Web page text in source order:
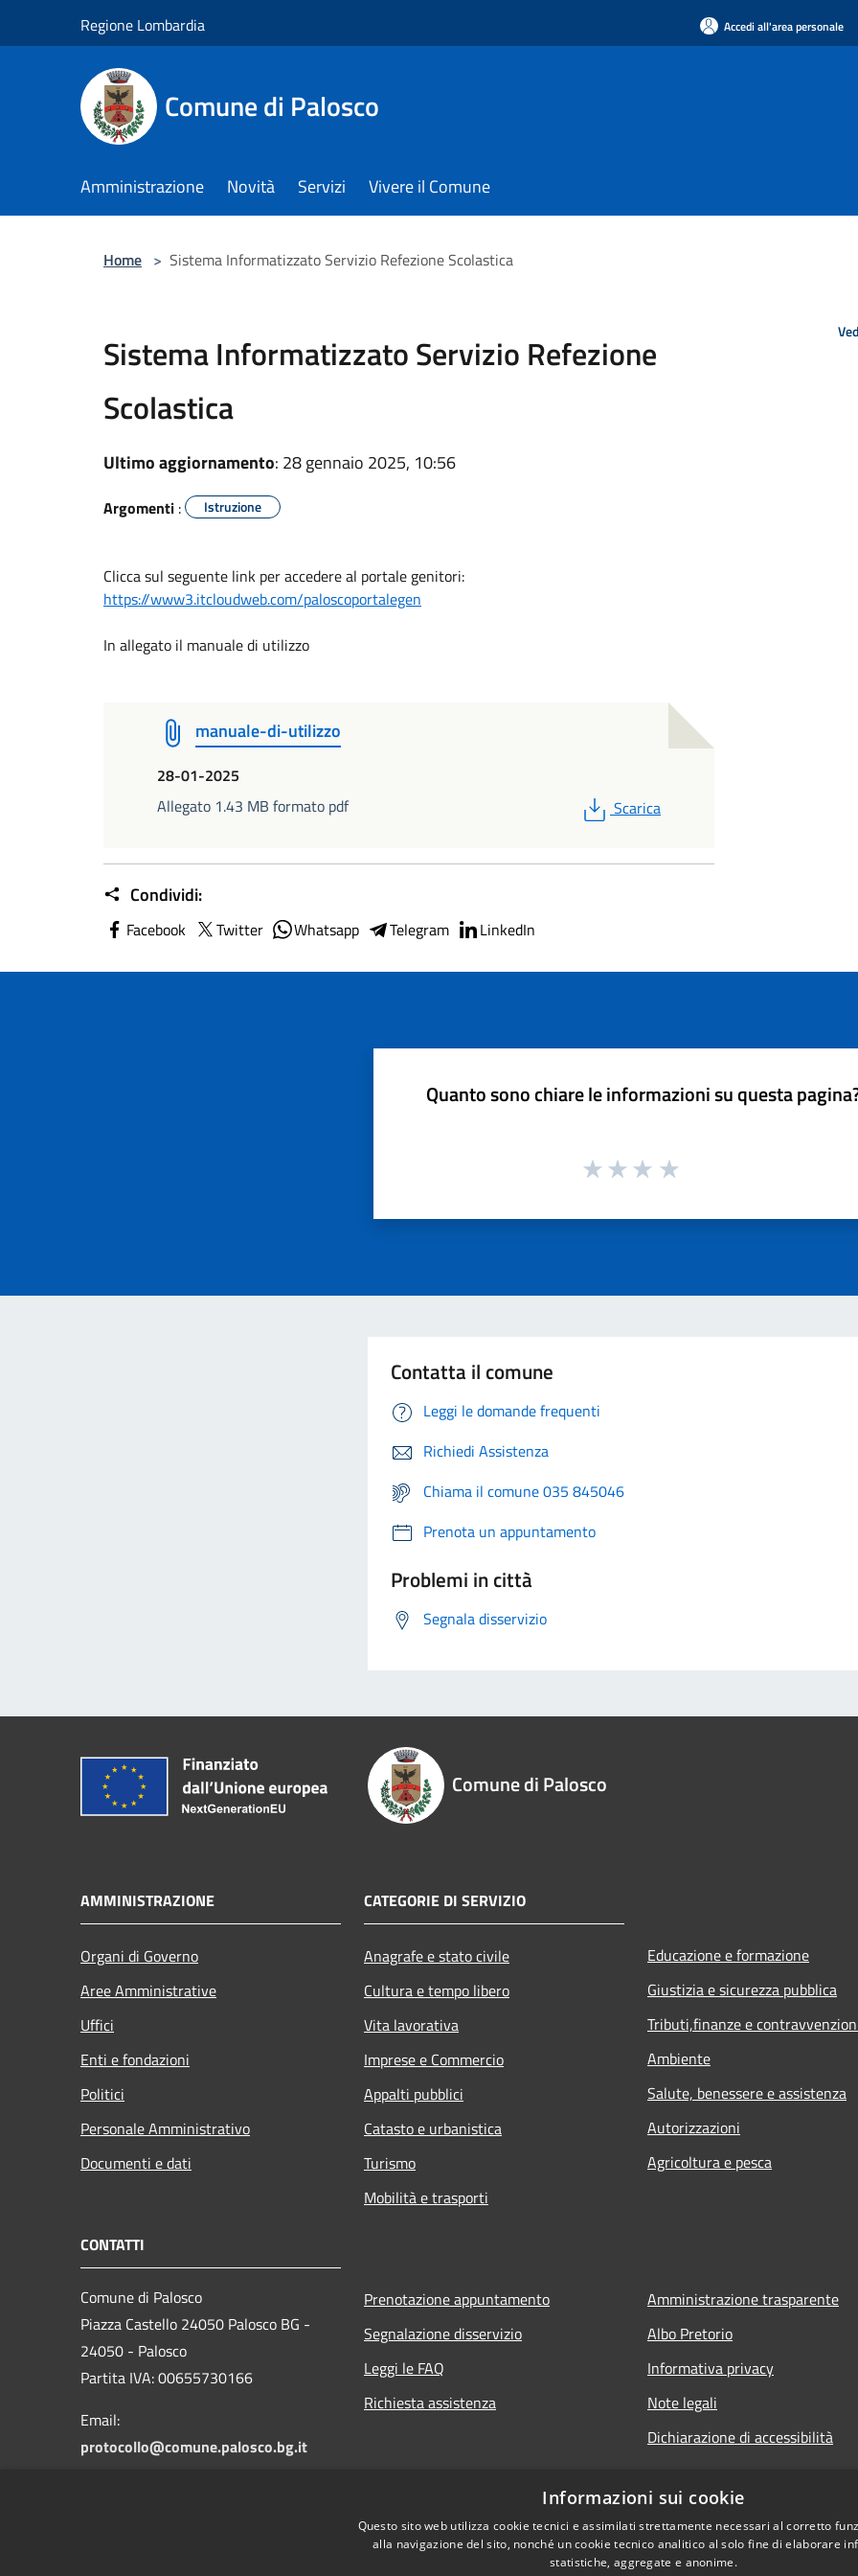
Regione Lombardia Accedi all'area personale
Comune di Palosco
Amministrazione Novità Servizi Vivere il Comune
Home > Sistema Informatizzato Servizio Refezione Scolastica
Sistema Informatizzato Servizio Refezione
Scolastica
Ultimo aggiornamento: 28 gennaio 2025, 10:56
Argomenti : Istruzione
Clicca sul seguente link per accedere al portale genitori:
https://www3.itcloudweb.com/paloscoportalegen
In allegato il manuale di utilizzo
manuale-di-utilizzo
28-01-2025
Allegato 1.43 MB formato pdf
PDF
Scarica
Condividi:
Facebook Twitter Whatsapp Telegram LinkedIn
Quanto sono chiare le informazioni su questa
Contatta il comune
Leggi le domande frequenti
Richiedi Assistenza
Chiama il comune 035 845046
Prenota un appuntamento
Problemi in città
Segnala disservizio
Comune di Palosco
AMMINISTRAZIONE
Organi di Governo
Aree Amministrative
Uffici
Enti e fondazioni
Politici
Personale Amministrativo
Documenti e dati
CATEGORIE DI SERVIZIO
Anagrafe e stato civile
Cultura e tempo libero
Vita lavorativa
Imprese e Commercio
Appalti pubblici
Catasto e urbanistica
Turismo
Mobilità e trasporti
Educazione e formazione
Giustizia e sicurezza pubblica
Tributi,finanze e
Ambiente
Salute, benessere e assistenza
Autorizzazioni
Agricoltura e pesca
CONTATTI
Comune di Palosco
Piazza Castello 24050 Palosco BG -
24050 - Palosco
Partita IVA: 00655730166
Email:
protocollo@comune.palosco.bg.it
Prenotazione appuntamento
Segnalazione disservizio
Leggi le FAQ
Richiesta assistenza
Amministrazione trasparente
Albo Pretorio
Informativa privacy
Note legali
Dichiarazione di accessibilità
Informazioni sui cookie
Questo sito web utilizza cookie tecnici e assimilati strettamente necessari al corretto
alla navigazione del sito, nonché un cookie tecnico analitico al solo fine di elaborare
statistiche, aggregate e anonime.